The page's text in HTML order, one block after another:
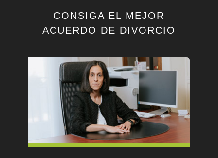
Procedimiento del divorcio de común
acuerdo
alimentos
Los menores en los procedimientos
familiares
Extinción de la pensión compensatoria
¿Cuándo dejo de prestar la pensión
alimenticia?
Medidas provisionales
CONSIGA EL MEJOR
ACUERDO DE DIVORCIO